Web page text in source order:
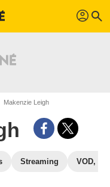
profil search
Makenzie Leigh
Streaming VOD,